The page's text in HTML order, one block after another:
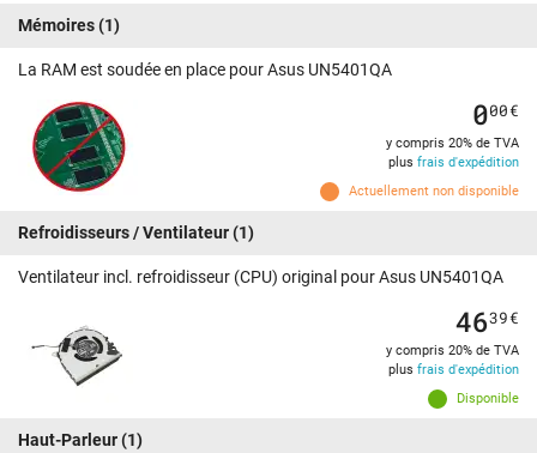
Mémoires(1)
La RAM est soudée en place pour Asus UN5401QA
Actuellement non disponible
000€
y compris 20% de TVA
plus frais d'expédition
Refroidisseurs / Ventilateur(1)
Ventilateur incl. refroidisseur (CPU) original pour Asus UN5401QA
Disponible
4639€
y compris 20% de TVA
plus frais d'expédition
Haut-Parleur(1)